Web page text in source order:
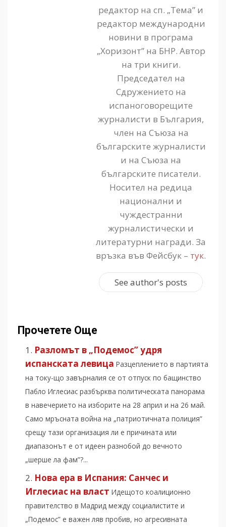
редактор на сп. „Тема” и
редактор международни
новини в програма
„Хоризонт” на БНР. Автор
на три книги.
Председател на
Сдружението на
испаноговорещите
журналисти в България,
член на Съюза на
българските журналисти
и на Съюза на
българските писатели.
Носител на редица
национални и
чуждестранни
журналистически и
литературни награди. За
връзка във Фейсбук – тук.
See author's posts
Прочетете Още
Разломът в „Подемос” удря
испанската левица Разцеплението в партията
на току-що завърналия се от отпуск по бащинство
Пабло Иглесиас разбърква политическата панорама
в навечерието на изборите на 28 април и на 26 май.
Само мръсната война на „патриотичната полиция”
срещу тази организация ли е причината или
диапазонът е от идеен разнобой до вечното
„шерше ла фам”?...
Нова ера в Испания: Санчес и
Иглесиас на власт Идещото коалиционно
правителство в Мадрид между социалистите и
„Подемос” е важен ляв пробив, но агресивната